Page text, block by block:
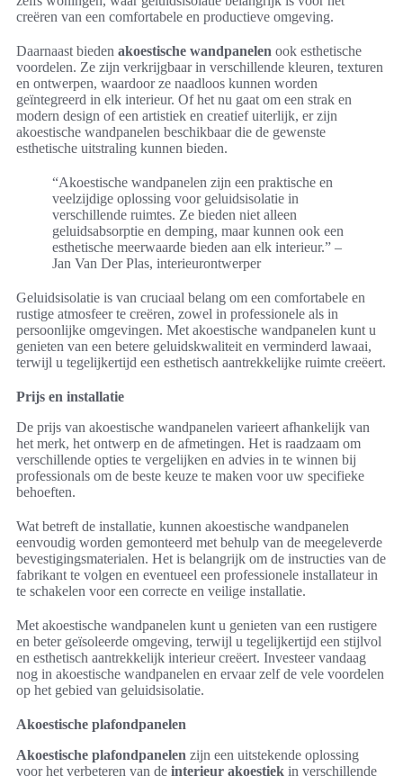
creëren van een comfortabele en productieve omgeving.
Daarnaast bieden akoestische wandpanelen ook esthetische
voordelen. Ze zijn verkrijgbaar in verschillende kleuren, texturen
en ontwerpen, waardoor ze naadloos kunnen worden
geïntegreerd in elk interieur. Of het nu gaat om een strak en
modern design of een artistiek en creatief uiterlijk, er zijn
akoestische wandpanelen beschikbaar die de gewenste
esthetische uitstraling kunnen bieden.
“Akoestische wandpanelen zijn een praktische en
veelzijdige oplossing voor geluidsisolatie in
verschillende ruimtes. Ze bieden niet alleen
geluidsabsorptie en demping, maar kunnen ook een
esthetische meerwaarde bieden aan elk interieur.” –
Jan Van Der Plas, interieurontwerper
Geluidsisolatie is van cruciaal belang om een comfortabele en
rustige atmosfeer te creëren, zowel in professionele als in
persoonlijke omgevingen. Met akoestische wandpanelen kunt u
genieten van een betere geluidskwaliteit en verminderd lawaai,
terwijl u tegelijkertijd een esthetisch aantrekkelijke ruimte creëert.
Prijs en installatie
De prijs van akoestische wandpanelen varieert afhankelijk van
het merk, het ontwerp en de afmetingen. Het is raadzaam om
verschillende opties te vergelijken en advies in te winnen bij
professionals om de beste keuze te maken voor uw specifieke
behoeften.
Wat betreft de installatie, kunnen akoestische wandpanelen
eenvoudig worden gemonteerd met behulp van de meegeleverde
bevestigingsmaterialen. Het is belangrijk om de instructies van de
fabrikant te volgen en eventueel een professionele installateur in
te schakelen voor een correcte en veilige installatie.
Met akoestische wandpanelen kunt u genieten van een rustigere
en beter geïsoleerde omgeving, terwijl u tegelijkertijd een stijlvol
en esthetisch aantrekkelijk interieur creëert. Investeer vandaag
nog in akoestische wandpanelen en ervaar zelf de vele voordelen
op het gebied van geluidsisolatie.
Akoestische plafondpanelen
Akoestische plafondpanelen zijn een uitstekende oplossing
voor het verbeteren van de interieur akoestiek in verschillende